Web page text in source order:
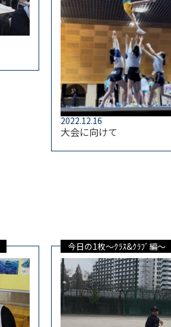
2022.12.16
大会に向けて
今日の1枚～ｸﾗｽ&ｸﾗﾌﾞ編～